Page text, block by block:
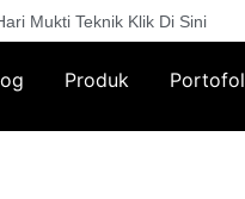
Mukti Teknik Klik Di Sini
Produk